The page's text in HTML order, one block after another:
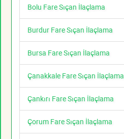
Bolu Fare Sıçan İlaçlama
Burdur Fare Sıçan İlaçlama
Bursa Fare Sıçan İlaçlama
Çanakkale Fare Sıçan İlaçlama
Çankırı Fare Sıçan İlaçlama
Çorum Fare Sıçan İlaçlama